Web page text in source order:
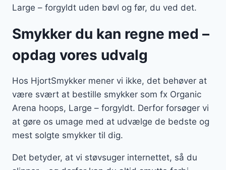
Large – forgyldt uden bøvl og før, du ved det.
Smykker du kan regne med –
opdag vores udvalg
Hos HjortSmykker mener vi ikke, det behøver at
være svært at bestille smykker som fx Organic
Arena hoops, Large – forgyldt. Derfor forsøger vi
at gøre os umage med at udvælge de bedste og
mest solgte smykker til dig.
Det betyder, at vi støvsuger internettet, så du